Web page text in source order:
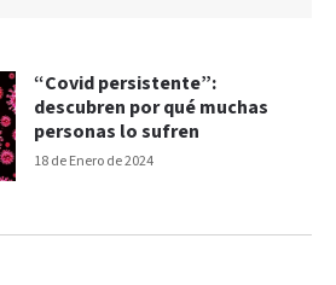
18 de Enero de 2024
“Covid persistente”:
descubren por qué muchas
personas lo sufren